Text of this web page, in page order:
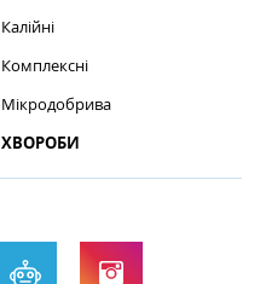
Калійні
Комплексні
Мікродобрива
ХВОРОБИ